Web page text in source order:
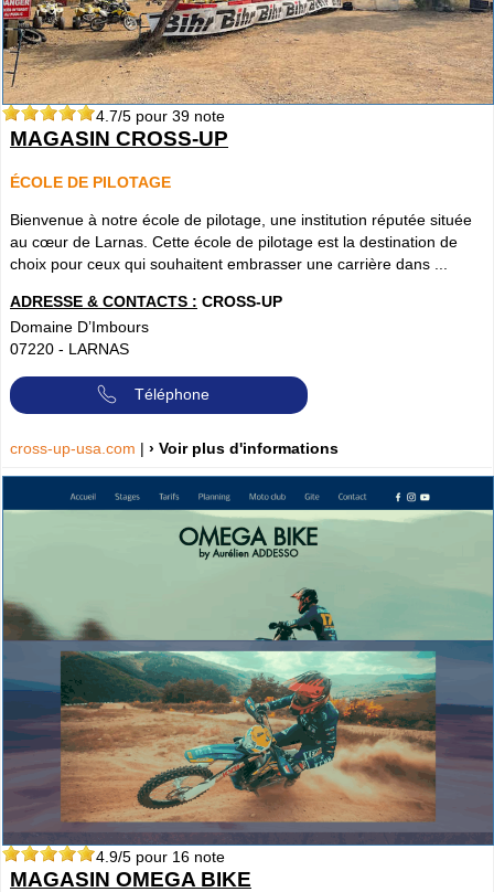
4.7/5 pour 39 note
MAGASIN CROSS-UP
ÉCOLE DE PILOTAGE
Bienvenue à notre école de pilotage, une institution réputée située
au cœur de Larnas. Cette école de pilotage est la destination de
choix pour ceux qui souhaitent embrasser une carrière dans ...
ADRESSE & CONTACTS : CROSS-UP
Domaine D’Imbours
07220 - LARNAS
Téléphone
cross-up-usa.com | › Voir plus d'informations
4.9/5 pour 16 note
MAGASIN OMEGA BIKE